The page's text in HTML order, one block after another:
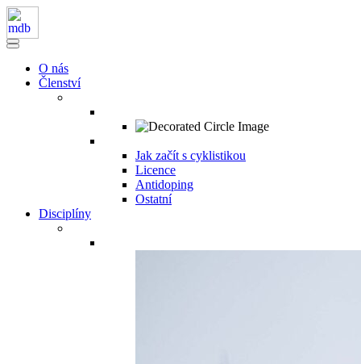
O nás
Členství
Jak začít s cyklistikou
Licence
Antidoping
Ostatní
Disciplíny